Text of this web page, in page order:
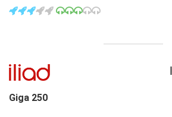
Giga 250